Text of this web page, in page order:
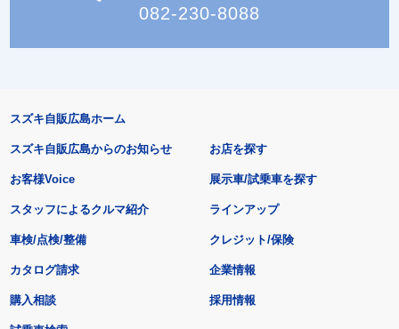
082-230-8088
スズキ自販広島ホーム
スズキ自販広島からのお知らせ
お客様Voice
スタッフによるクルマ紹介
お店を探す
展示車/試乗車を探す
ラインアップ
車検/点検/整備 クレジット/保険
カタログ請求
購入相談
企業情報
採用情報